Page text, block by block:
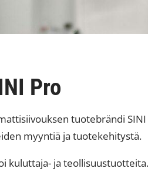
Pro
tuotebrändi
myyntiä ja tuotekehitystä.
kuluttaja- ja